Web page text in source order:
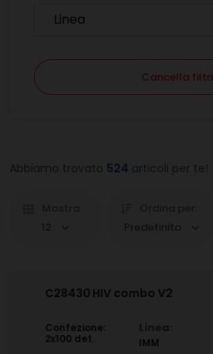
Linea
Cancella filtri
Abbiamo trovato 524 articoli per te!
12
Predefinito
C28430 HIV combo V2
Confezione:
2x100 det.
Linea:
IMM